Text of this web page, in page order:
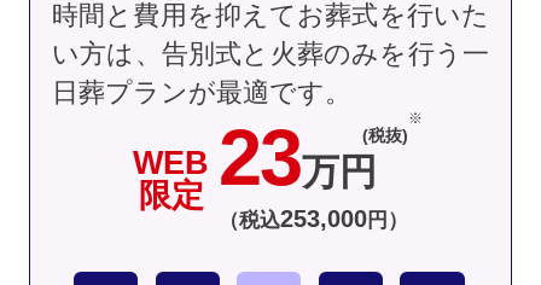
WEB
限定 23万円
(税抜)
（税込253,000円）
時間と費用を抑えてお葬式を行いた
い方は、告別式と火葬のみを行う一
日葬プランが最適です。